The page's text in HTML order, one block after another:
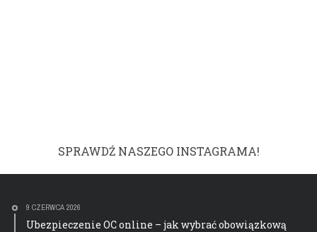
SPRAWDŹ NASZEGO INSTAGRAMA!
9 CZERWCA 2026
Ubezpieczenie OC online – jak wybrać obowiązkową